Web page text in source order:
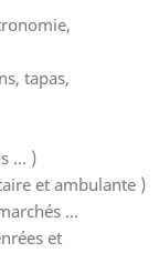
tapas,
... )
et ambulante )
...
et